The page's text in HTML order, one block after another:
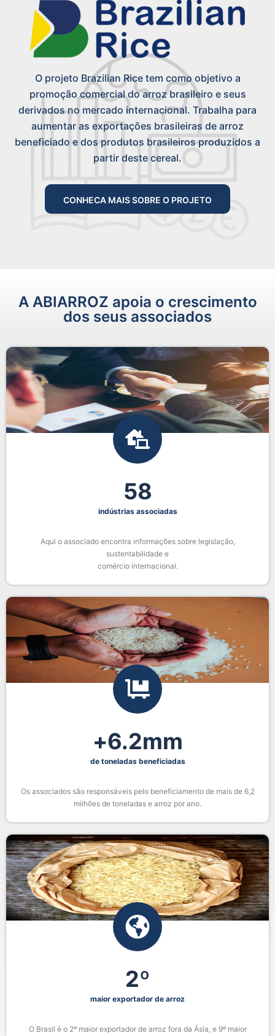
O projeto Brazilian Rice tem como objetivo a
promoção comercial do arroz brasileiro e seus
derivados no mercado internacional. Trabalha para
aumentar as exportações brasileiras de arroz
beneficiado e dos produtos brasileiros produzidos a
partir deste cereal.
CONHECA MAIS SOBRE O PROJETO
A ABIARROZ apoia o crescimento
dos seus associados
indústrias associadas
58
Aqui o associado encontra informações sobre legislação,
sustentabilidade e
comércio internacional.
de toneladas beneficiadas
+6.2mm
Os associados são responsáveis pelo beneficiamento de mais de 6,2
milhões de toneladas e arroz por ano.
maior exportador de arroz
2º
O Brasil é o 2º maior exportador de arroz fora da Ásia, e 9º maior